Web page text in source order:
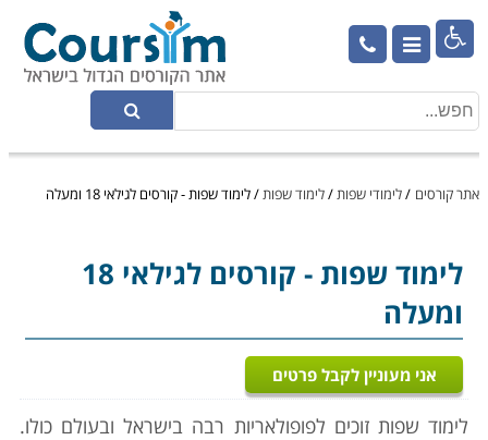

אתר קורסים /לימודי שפות/לימוד שפות/לימוד שפות - קורסים לגילאי 18 ומעלה
לימוד שפות
- קורסים לגילאי 18
ומעלה
אני מעוניין לקבל פרטים
לימוד שפות זוכים לפופולאריות רבה בישראל ובעולם כולו.